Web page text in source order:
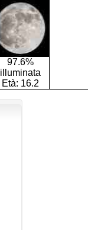
97.6%
illuminata
Età: 16.2